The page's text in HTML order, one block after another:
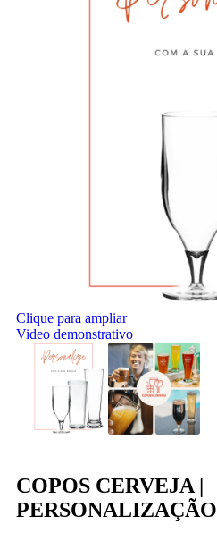
Clique para ampliar
Video demonstrativo
COPOS CERVEJA |
PERSONALIZAÇÃO